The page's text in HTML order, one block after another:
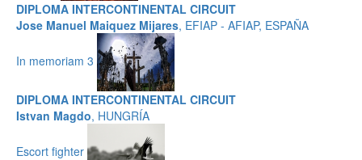
DIPLOMA INTERCONTINENTAL CIRCUIT
Jose Manuel Maiquez Mijares, EFIAP - AFIAP, ESPAÑA
In memoriam 3
DIPLOMA INTERCONTINENTAL CIRCUIT
Istvan Magdo, HUNGRÍA
Escort fighter